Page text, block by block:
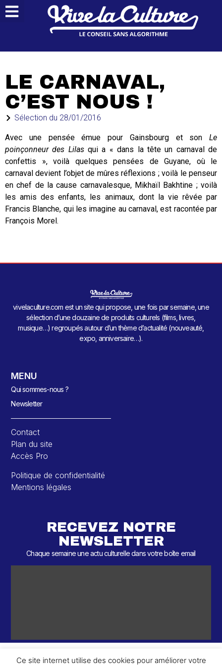
LE CARNAVAL,
C’EST NOUS !
Sélection du 28/01/2016
Avec une pensée émue pour Gainsbourg et son Le
poinçonneur des Lilasqui a « dans la tête un carnaval de
confettis », voilà quelques pensées de Guyane, où le
carnaval devient l’objet de mûres réflexions ; voilà le penseur
en chef de la cause carnavalesque, Mikhaïl Bakhtine ; voilà
les amis des enfants, les animaux, dont la vie rêvée par
Francis Blanche, qui les imagine au carnaval, est racontée par
François Morel.
vivelaculture.com est un site qui propose, une fois par semaine, une
sélection d’une douzaine de produits culturels (films, livres,
musique…) regroupés autour d’un thème d’actualité (nouveauté,
expo, anniversaire…).
MENU
Qui sommes-nous ?
Newsletter
Contact
Plan du site
Accès Pro
Politique de confidentialité
Mentions légales
RECEVEZ NOTRE
NEWSLETTER
Chaque semaine une actu culturelle dans votre boîte email
Ce site internet utilise des cookies pour améliorer votre